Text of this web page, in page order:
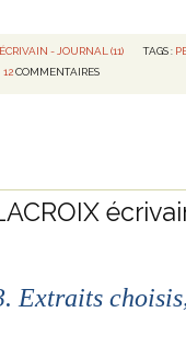
- JOURNAL (11) TAGS :
12 COMMENTAIRES
Extraits